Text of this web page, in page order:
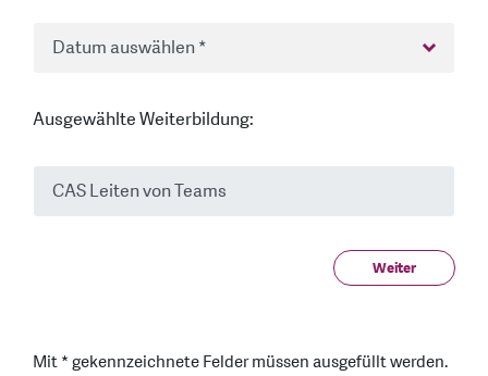
Ausgewählte Weiterbildung:
Weiter
Mit * gekennzeichnete Felder müssen ausgefüllt werden.